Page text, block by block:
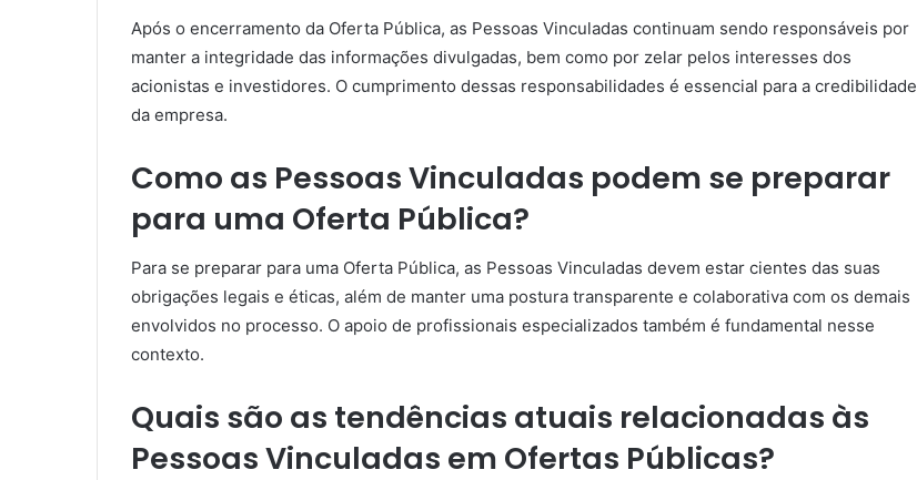
Após o encerramento da Oferta Pública, as Pessoas Vinculadas continuam sendo responsáveis por
manter a integridade das informações divulgadas, bem como por zelar pelos interesses dos
acionistas e investidores. O cumprimento dessas responsabilidades é essencial para a credibilidade
da empresa.
Como as Pessoas Vinculadas podem se preparar
para uma Oferta Pública?
Para se preparar para uma Oferta Pública, as Pessoas Vinculadas devem estar cientes das suas
obrigações legais e éticas, além de manter uma postura transparente e colaborativa com os demais
envolvidos no processo. O apoio de profissionais especializados também é fundamental nesse
contexto.
Quais são as tendências atuais relacionadas às
Pessoas Vinculadas em Ofertas Públicas?